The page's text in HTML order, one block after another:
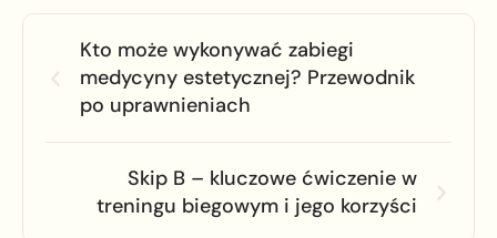
Kto może wykonywać zabiegi
medycyny estetycznej? Przewodnik
po uprawnieniach
Skip B – kluczowe ćwiczenie w
treningu biegowym i jego korzyści